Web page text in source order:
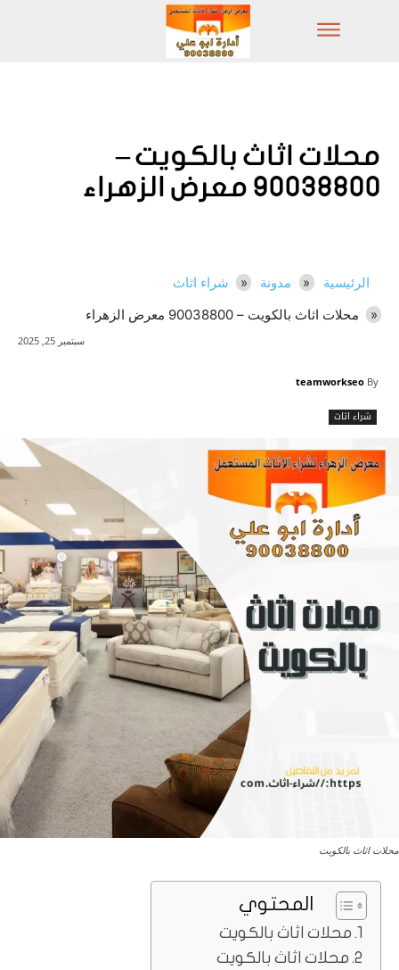
محلات اثاث بالكويت –
90038800 معرض الزهراء
الرئيسية مدونة
شراء اثاث
محلات اثاث بالكويت – 90038800 معرض الزهراء
سبتمبر 25, 2025
By
teamworkseo
شراء اثاث
محلات اثاث بالكويت
المحتوي
محلات اثاث بالكويت
محلات اثاث بالكويت